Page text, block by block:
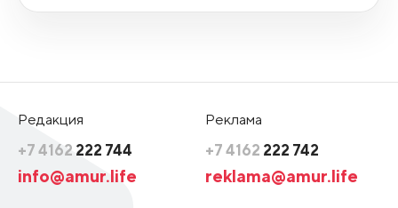
Редакция
+7 4162 222 744
info@amur.life
Реклама
+7 4162 222 742
reklama@amur.life